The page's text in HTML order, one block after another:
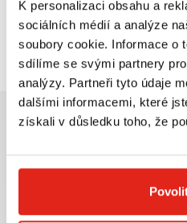
K personalizaci obsahu a
sociálních médií a analýze
soubory cookie. Informace o
sdílíme se svými partnery
analýzy. Partneři tyto údaje
dalšími informacemi, které
získali v důsledku toho, že
Prohlédli jste si
odběru